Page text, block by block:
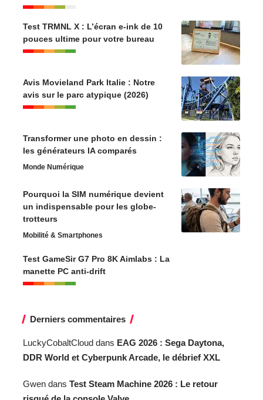
Test TRMNL X : L’écran e-ink de 10
pouces ultime pour votre bureau
Avis Movieland Park Italie : Notre
avis sur le parc atypique (2026)
Transformer une photo en dessin :
les générateurs IA comparés
Monde Numérique
Pourquoi la SIM numérique devient
un indispensable pour les globe-
trotteurs
Mobilité & Smartphones
Test GameSir G7 Pro 8K Aimlabs : La
manette PC anti-drift
Derniers commentaires
LuckyCobaltCloud dans EAG 2026 : Sega Daytona,
DDR World et Cyberpunk Arcade, le débrief XXL
Gwen dans Test Steam Machine 2026 : Le retour